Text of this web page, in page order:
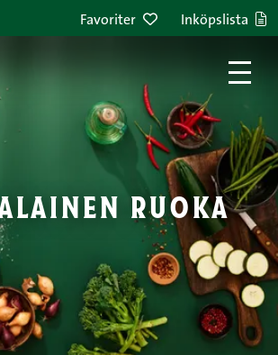
Favoriter Inköpslista
ruoka